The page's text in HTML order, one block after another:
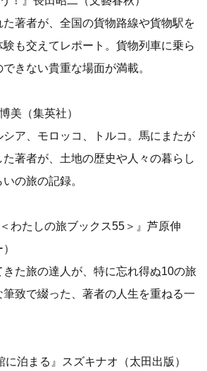
著者が、全国の貨物路線や貨物駅を
も交えてレポート。貨物列車に乗ら
きない貴重な場面が満載。
美（集英社）
ア、モロッコ、トルコ。馬にまたが
た著者が、土地の歴史や人々の暮らし
の旅の記録。
わたしの旅ブックス55＞』芦原伸
た旅の達人が、特に忘れ得ぬ10の旅
致で綴った、著者の人生を重ねる一
泊まる』スズキナオ（太田出版）